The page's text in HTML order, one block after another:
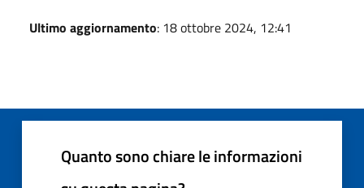
Ultimo aggiornamento: 18 ottobre 2024, 12:41
Quanto sono chiare le informazioni